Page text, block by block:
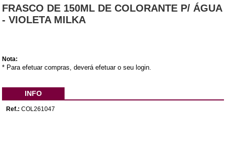
FRASCO DE 150ML DE COLORANTE P/ ÁGUA
- VIOLETA MILKA
Nota:
* Para efetuar compras, deverá efetuar o seu login.
INFO
Ref.: COL261047